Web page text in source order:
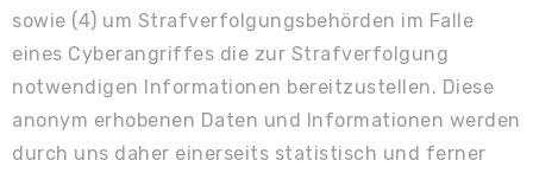
sowie (4) um Strafverfolgungsbehörden im Falle
eines Cyberangriffes die zur Strafverfolgung
notwendigen Informationen bereitzustellen. Diese
anonym erhobenen Daten und Informationen werden
durch uns daher einerseits statistisch und ferner